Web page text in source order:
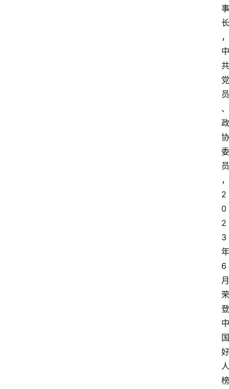
事
长
，
中
共
党
员
、
政
协
委
员
，
2
0
2
3
年
6
月
荣
登
中
国
好
人
榜